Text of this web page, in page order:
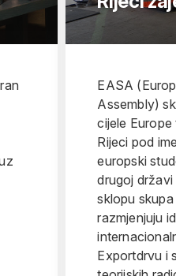
EASA
Assembly)
cijele
Rijeci pod
europski
drugoj državi
sklopu
razmjenjuju
Exportdrvu i